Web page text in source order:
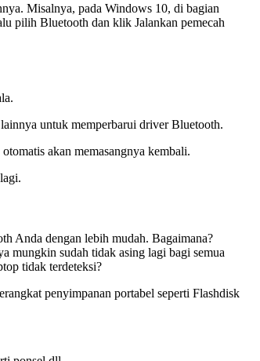
Misalnya, pada Windows 10, di bagian
pilih Bluetooth dan klik Jalankan pemecah
untuk memperbarui driver Bluetooth.
akan memasangnya kembali.
Anda dengan lebih mudah. Bagaimana?
mungkin sudah tidak asing lagi bagi semua
tidak terdeteksi?
penyimpanan portabel seperti Flashdisk